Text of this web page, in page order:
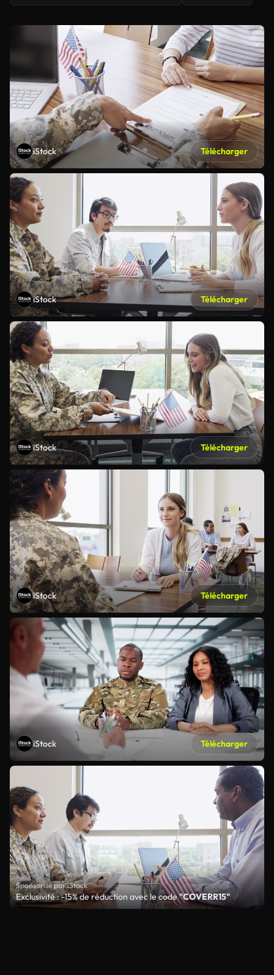
iStock Télécharger
iStock Télécharger
iStock Télécharger
iStock Télécharger
iStock Télécharger
Sponsorisé par iStock
Exclusivité : -15% de réduction avec le code"COVERR15"